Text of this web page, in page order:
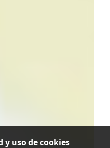
y uso de cookies